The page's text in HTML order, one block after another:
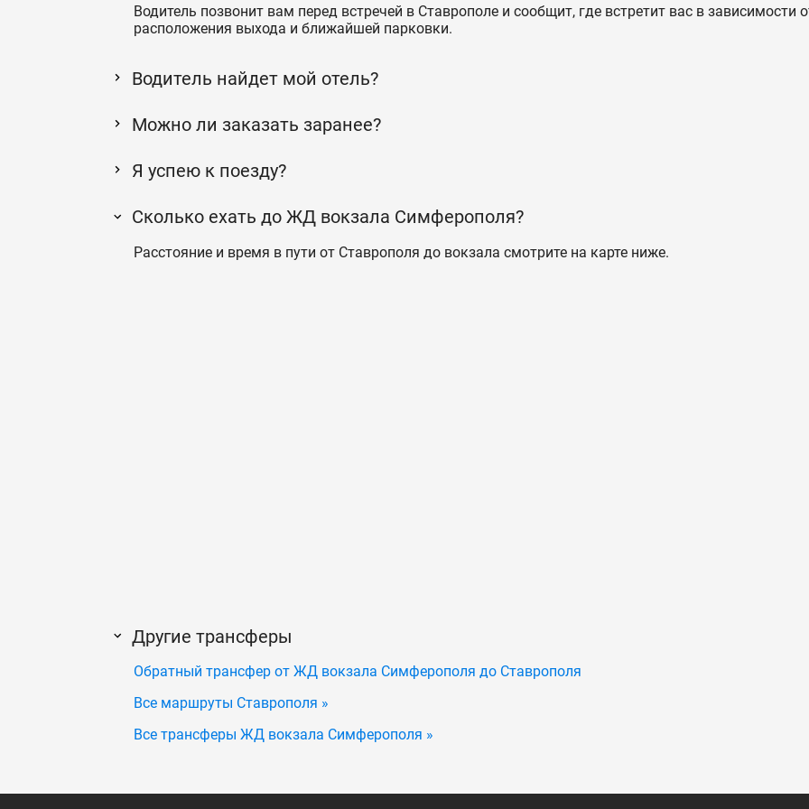
Водитель позвонит вам перед встречей в Ставрополе и сообщит, где встретит вас в зависимости
расположения выхода и ближайшей парковки.
Водитель найдет мой отель?
Можно ли заказать заранее?
Я успею к поезду?
Сколько ехать до ЖД вокзала Симферополя?
Расстояние и время в пути от Ставрополя до вокзала смотрите на карте ниже.
Другие трансферы
Обратный трансфер от ЖД вокзала Симферополя до Ставрополя
Все маршруты Ставрополя »
Все трансферы ЖД вокзала Симферополя »